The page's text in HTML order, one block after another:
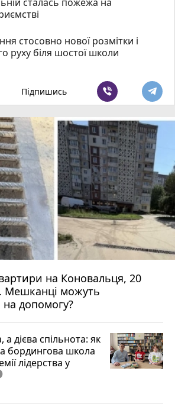
стосовно нової розмітки і
руху біля шостої школи
Підпишись
на Коновальця, 20
Мешканці можуть
допомогу?
дієва спільнота: як
бордингова школа
лідерства у